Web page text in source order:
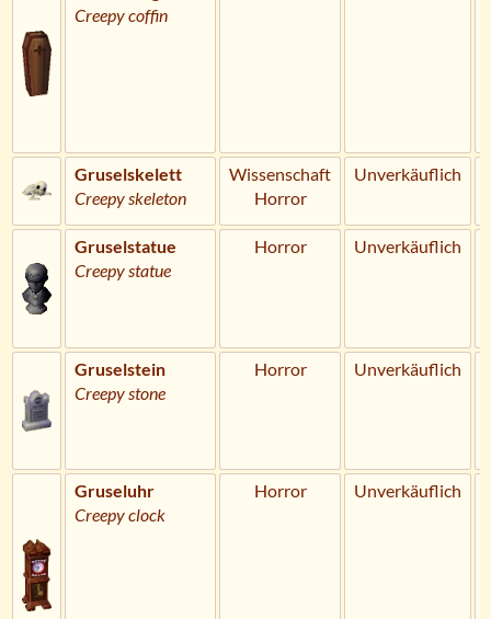
Creepy coffin
Gruselskelett
Creepy skeleton
Wissenschaft
Horror
Unverkäuflich
Gruselstatue
Creepy statue
Horror Unverkäuflich
Gruselstein
Creepy stone
Horror Unverkäuflich
Gruseluhr
Creepy clock
Horror Unverkäuflich